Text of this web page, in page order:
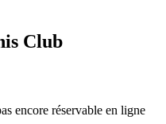
Club
encore réservable en ligne